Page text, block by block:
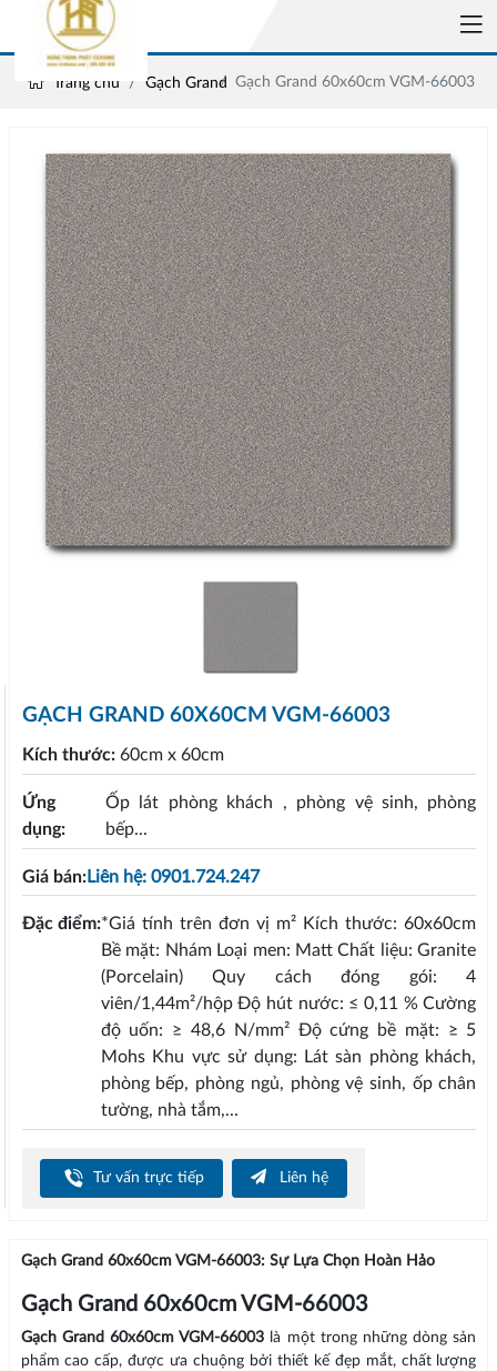
Trang chủ Gạch Grand Gạch Grand 60x60cm VGM-66003
GẠCH GRAND 60X60CM VGM-66003
Kích thước: 60cm x 60cm
Ứng
dụng:
Ốp lát phòng khách , phòng vệ sinh, phòng
bếp...
Giá bán:Liên hệ: 0901.724.247
Đặc điểm:*Giá tính trên đơn vị m² Kích thước: 60x60cm
Bề mặt: Nhám Loại men: Matt Chất liệu: Granite
(Porcelain) Quy cách đóng gói: 4
viên/1,44m²/hộp Độ hút nước: ≤ 0,11 % Cường
độ uốn: ≥ 48,6 N/mm² Độ cứng bề mặt: ≥ 5
Mohs Khu vực sử dụng: Lát sàn phòng khách,
phòng bếp, phòng ngủ, phòng vệ sinh, ốp chân
tường, nhà tắm,...
Tư vấn trực tiếp Liên hệ
Gạch Grand 60x60cm VGM-66003: Sự Lựa Chọn Hoàn Hảo
Gạch Grand 60x60cm VGM-66003
Gạch Grand 60x60cm VGM-66003 là một trong những dòng sản
phẩm cao cấp, được ưa chuộng bởi thiết kế đẹp mắt, chất lượng